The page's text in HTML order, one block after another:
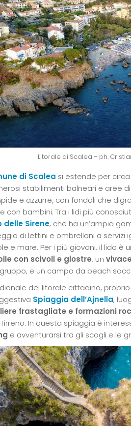
Litorale di Scalea – ph.
di Scalea si estende per
stabilimenti balneari e aree
e azzurre, con fondali che
con bambini. Tra i lidi più
delle Sirene, che ha un’ampia
di lettini e ombrelloni a
e mare. Per i più giovani, il lido è
con scivoli e giostre, un
e un campo da beach
del litorale cittadino,
Spiaggia dell’Ajnella,
frastagliate e formazioni
In questa spiaggia è
e avventurarsi tra gli scogli e le